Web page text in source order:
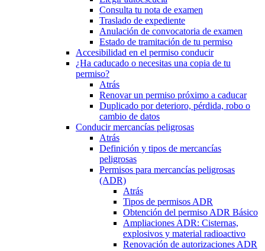
Consulta tu nota de examen
Traslado de expediente
Anulación de convocatoria de examen
Estado de tramitación de tu permiso
Accesibilidad en el permiso conducir
¿Ha caducado o necesitas una copia de tu
permiso?
Atrás
Renovar un permiso próximo a caducar
Duplicado por deterioro, pérdida, robo o
cambio de datos
Conducir mercancías peligrosas
Atrás
Definición y tipos de mercancías
peligrosas
Permisos para mercancías peligrosas
(ADR)
Atrás
Tipos de permisos ADR
Obtención del permiso ADR Básico
Ampliaciones ADR: Cisternas,
explosivos y material radioactivo
Renovación de autorizaciones ADR